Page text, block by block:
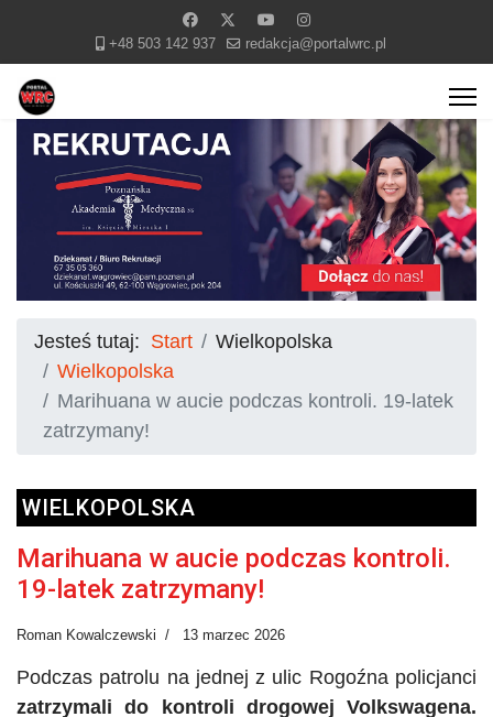
+48 503 142 937 redakcja@portalwrc.pl
Jesteś tutaj: Start
Wielkopolska
Wielkopolska
Marihuana w aucie podczas kontroli. 19-latek
zatrzymany!
WIELKOPOLSKA
Marihuana w aucie podczas kontroli.
19-latek zatrzymany!
Roman Kowalczewski 13 marzec 2026
Podczas patrolu na jednej z ulic Rogoźna policjanci
zatrzymali do kontroli drogowej Volkswagena.